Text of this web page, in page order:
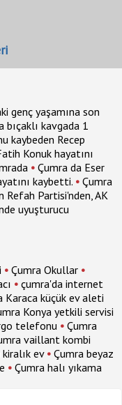
genç yaşamına son
bıçaklı kavgada 1
kaybeden Recep
Konuk hayatını
• Çumra da Eser
kaybetti. • Çumra
Refah Partisi'nden, AK
uyuşturucu
• Çumra Okullar •
• çumra'da internet
Karaca küçük ev aleti
Konya yetkili servisi
telefonu • Çumra
vaillant kombi
ev • Çumra beyaz
• Çumra halı yıkama